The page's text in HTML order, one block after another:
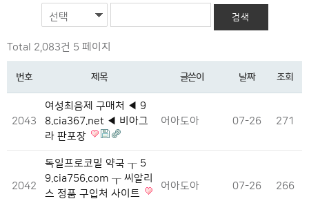
선택
Total 2,083건 5 페이지
번호 제목 글쓴이 날짜 조회
2043
여성최음제 구매처 ◀ 9
8.cia367.net ◀ 비아그
라 판포장
어아도아 07-26 271
2042
독일프로코밀 약국 ┰ 5
9.cia756.com ┰ 씨알리
스 정품 구입처 사이트
어아도아 07-26 266